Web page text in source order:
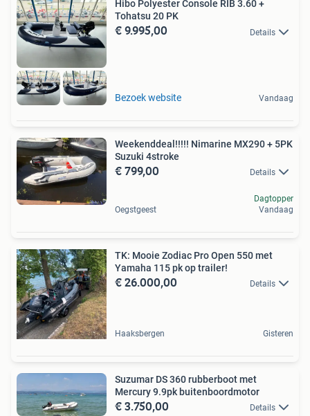
Hibo Polyester Console RIB 3.60 +
Tohatsu 20 PK
€ 9.995,00 Details
Bezoek website Vandaag
Weekenddeal!!!!! Nimarine MX290 + 5PK
Suzuki 4stroke
€ 799,00 Details
Oegstgeest
Dagtopper
Vandaag
TK: Mooie Zodiac Pro Open 550 met
Yamaha 115 pk op trailer!
€ 26.000,00 Details
Haaksbergen Gisteren
Suzumar DS 360 rubberboot met
Mercury 9.9pk buitenboordmotor
€ 3.750,00 Details